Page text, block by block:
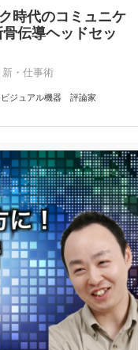
時代のコミュニケ
伝導ヘッドセッ
・仕事術
ビジュアル機器 評論家